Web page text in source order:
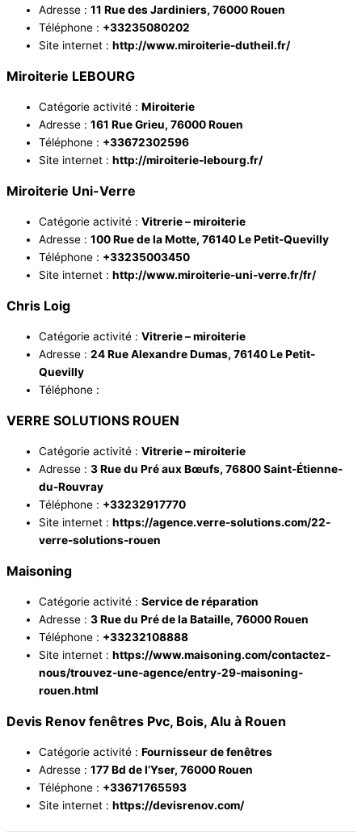
Adresse : 11 Rue des Jardiniers, 76000 Rouen
Téléphone : +33235080202
Site internet : http://www.miroiterie-dutheil.fr/
Miroiterie LEBOURG
Catégorie activité : Miroiterie
Adresse : 161 Rue Grieu, 76000 Rouen
Téléphone : +33672302596
Site internet : http://miroiterie-lebourg.fr/
Miroiterie Uni-Verre
Catégorie activité : Vitrerie – miroiterie
Adresse : 100 Rue de la Motte, 76140 Le Petit-Quevilly
Téléphone : +33235003450
Site internet : http://www.miroiterie-uni-verre.fr/fr/
Chris Loig
Catégorie activité : Vitrerie – miroiterie
Adresse : 24 Rue Alexandre Dumas, 76140 Le Petit-
Quevilly
Téléphone :
VERRE SOLUTIONS ROUEN
Catégorie activité : Vitrerie – miroiterie
Adresse : 3 Rue du Pré aux Bœufs, 76800 Saint-Étienne-
du-Rouvray
Téléphone : +33232917770
Site internet : https://agence.verre-solutions.com/22-
verre-solutions-rouen
Maisoning
Catégorie activité : Service de réparation
Adresse : 3 Rue du Pré de la Bataille, 76000 Rouen
Téléphone : +33232108888
Site internet : https://www.maisoning.com/contactez-
nous/trouvez-une-agence/entry-29-maisoning-
rouen.html
Devis Renov fenêtres Pvc, Bois, Alu à Rouen
Catégorie activité : Fournisseur de fenêtres
Adresse : 177 Bd de l’Yser, 76000 Rouen
Téléphone : +33671765593
Site internet : https://devisrenov.com/